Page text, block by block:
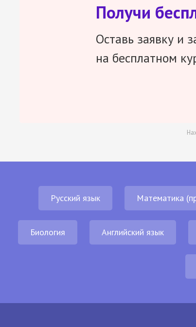
Получи
Оставь заявку и
на бесплатном
Русский язык Математика
Биология Английский язык